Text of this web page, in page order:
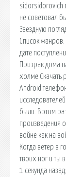
sidorsidorovich
не советовал
Звездную
Список
дате
Призрак дома
холме Скачать
Android
были. В этом
произведения
войне как на
Когда ветер в
твоих ног и ты
1 секунда